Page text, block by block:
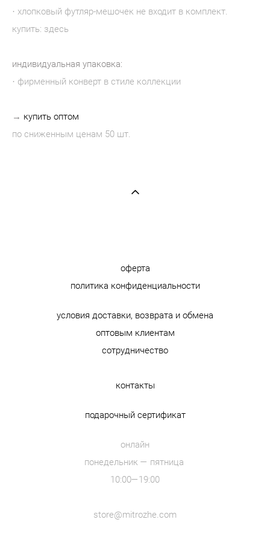
· хлопковый футляр-мешочек не входит в комплект.
купить: здесь
индивидуальная упаковка:
· фирменный конверт в стиле коллекции
→ купить оптом
по сниженным ценам 50 шт.
оферта
политика конфиденциальности
условия доставки, возврата и обмена
оптовым клиентам
сотрудничество
контакты
подарочный сертификат
онлайн
понедельник — пятница
10:00—19:00
store@mitrozhe.com